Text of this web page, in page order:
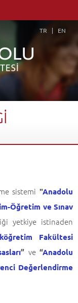
TR EN
sistemi "Anadolu
Öğretim ve Sınav
yetkiye istinaden
Fakültesi
” ve “Anadolu
Değerlendirme